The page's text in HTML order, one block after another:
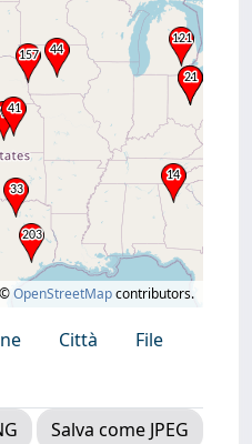
©OpenStreetMapcontributors.
Città
File
Salva come JPEG